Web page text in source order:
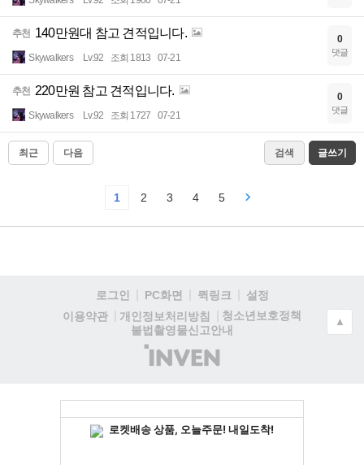
추천 140만원대 참고 견적입니다.
Skywalkers Lv.92 조회 1813 07-21
0
댓글
추천 220만원 참고 견적입니다.
Skywalkers Lv.92 조회 1727 07-21
0
댓글
최근 다음 검색 글쓰기
1 2 3 4 5
로그인 PC화면 퀵링크
설정
이용약관
개인정보처리방침
청소년보호정책
불법촬영물신고안내
(주)
인
▲